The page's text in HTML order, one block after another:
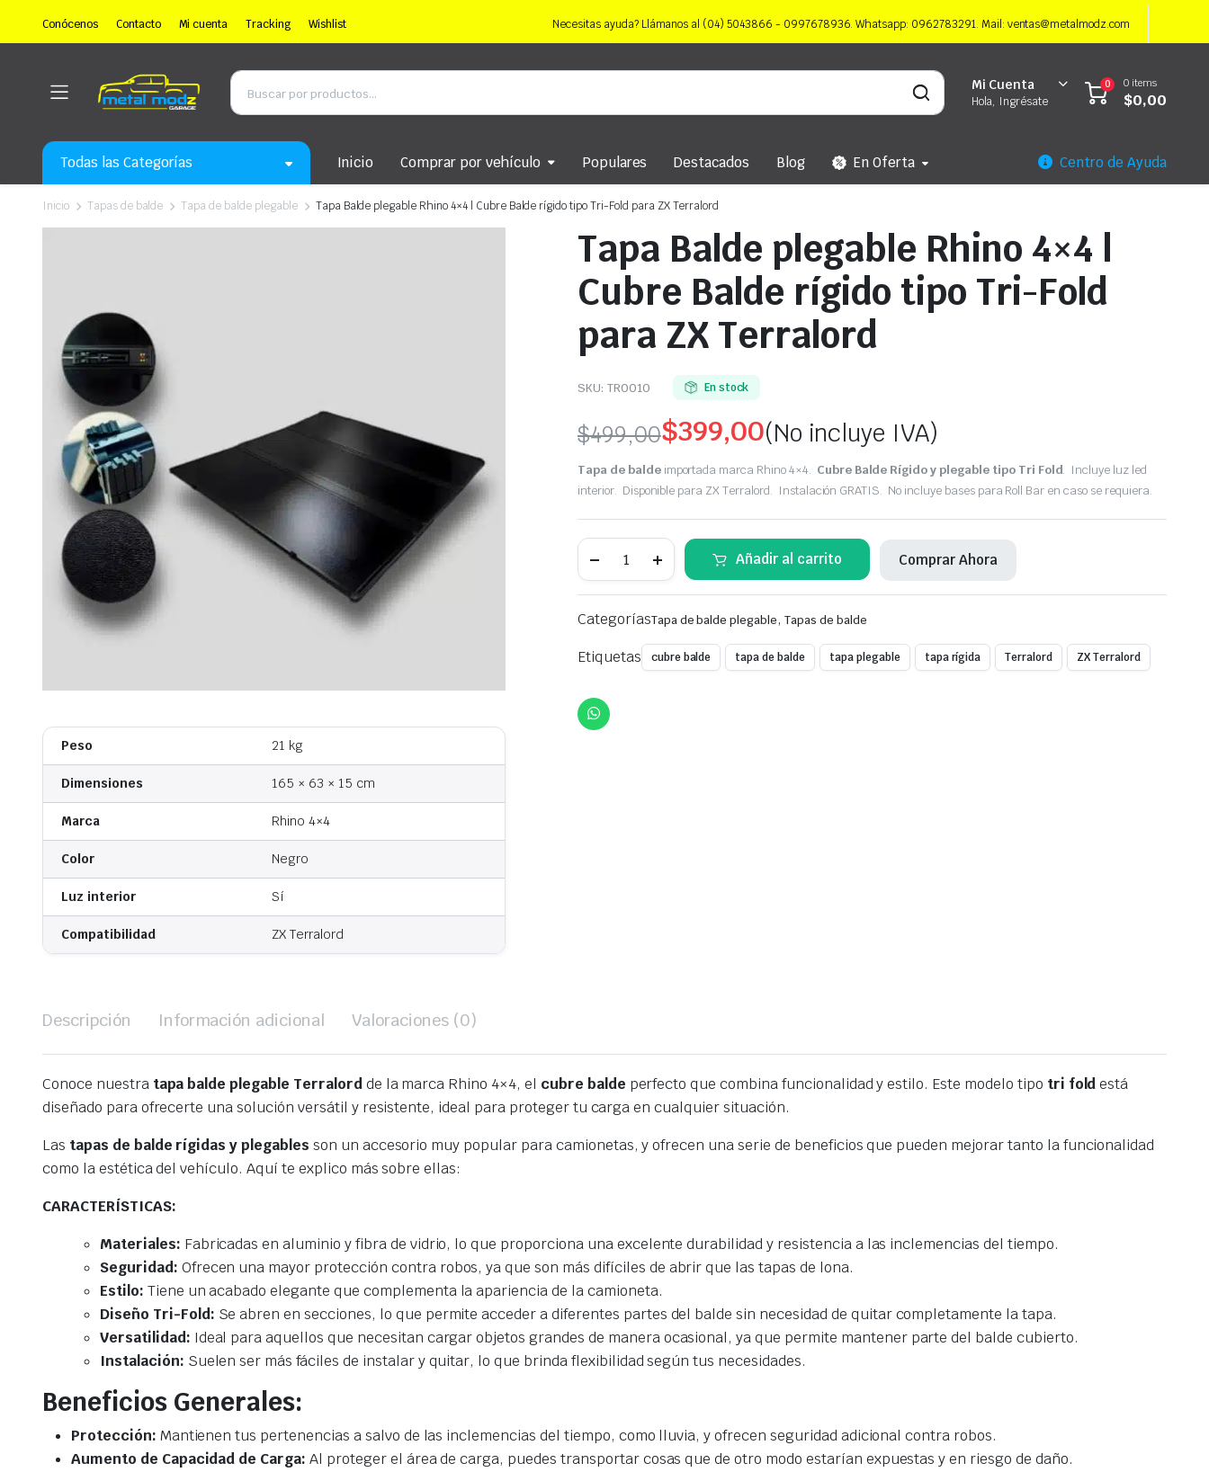
Conócenos Contacto Mi cuenta Tracking Wishlist Necesitas ayuda? Llámanos al (04) 5043866 - 0997678936. Whatsapp: 0962783291. Mail: ventas@metalmodz.com
Mi Cuenta
Hola, Ingrésate
0 0 items
$0,00
Todas las Categorías Inicio Comprar por vehículo Populares Destacados Blog En Oferta Centro de Ayuda
Inicio Tapas de balde Tapa de balde plegable Tapa Balde plegable Rhino 4×4 | Cubre Balde rígido tipo Tri-Fold para ZX Terralord
Peso 21 kg
Dimensiones 165 × 63 × 15 cm
Marca Rhino 4×4
Color Negro
Luz interior Sí
Compatibilidad ZX Terralord
Tapa Balde plegable Rhino 4×4 |
Cubre Balde rígido tipo Tri-Fold
para ZX Terralord
SKU: TR0010 En stock
$499,00
Original
price
was:
$499,00.
$399,00
Current
price
is:
$399,00.
(No incluye IVA)
Tapa de baldeimportada marca Rhino 4×4. Cubre Balde Rígido y plegable tipo Tri Fold. Incluye luz led
interior. Disponible para ZX Terralord. Instalación GRATIS. No incluye bases para Roll Bar en caso se requiera.
Balde
Rhino
|
Balde
Fold
para
Añadir al carrito Comprar Ahora
CategoríasTapa de balde plegable, Tapas de balde
Etiquetas cubre balde tapa de balde tapa plegable tapa rígida Terralord ZX Terralord
Descripción Información adicional Valoraciones (0)
Conoce nuestra tapa balde plegable Terralordde la marca Rhino 4×4, el cubre balde perfecto que combina funcionalidad y estilo. Este modelo tipo tri foldestá
diseñado para ofrecerte una solución versátil y resistente, ideal para proteger tu carga en cualquier situación.
Las tapas de balde rígidas y plegables son un accesorio muy popular para camionetas, y ofrecen una serie de beneficios que pueden mejorar tanto la funcionalidad
como la estética del vehículo. Aquí te explico más sobre ellas:
CARACTERÍSTICAS:
Materiales: Fabricadas en aluminio y fibra de vidrio, lo que proporciona una excelente durabilidad y resistencia a las inclemencias del tiempo.
Seguridad: Ofrecen una mayor protección contra robos, ya que son más difíciles de abrir que las tapas de lona.
Estilo: Tiene un acabado elegante que complementa la apariencia de la camioneta.
Diseño Tri-Fold: Se abren en secciones, lo que permite acceder a diferentes partes del balde sin necesidad de quitar completamente la tapa.
Versatilidad: Ideal para aquellos que necesitan cargar objetos grandes de manera ocasional, ya que permite mantener parte del balde cubierto.
Instalación: Suelen ser más fáciles de instalar y quitar, lo que brinda flexibilidad según tus necesidades.
Beneficios Generales:
Protección: Mantienen tus pertenencias a salvo de las inclemencias del tiempo, como lluvia, y ofrecen seguridad adicional contra robos.
Aumento de Capacidad de Carga: Al proteger el área de carga, puedes transportar cosas que de otro modo estarían expuestas y en riesgo de daño.